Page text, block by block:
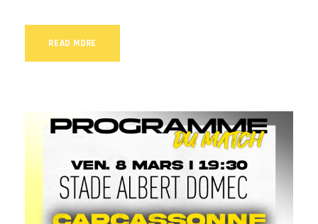
READ MORE